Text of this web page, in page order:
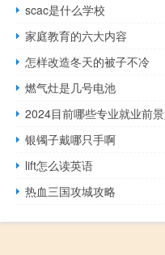
scac是什么学校
家庭教育的六大内容
怎样改造冬天的被子不冷
燃气灶是几号电池
2024目前哪些专业就业前
银镯子戴哪只手啊
lift怎么读英语
热血三国攻城攻略